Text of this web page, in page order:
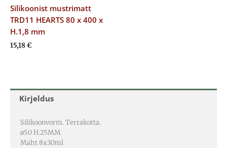
Kirjeldus
Silikoonvorm. Terrakotta.
ø50 H.25MM
Maht 8x30ml
Silikoonist mustrimatt
TRD11 HEARTS 80 x 400 x
H.1,8 mm
15,18€